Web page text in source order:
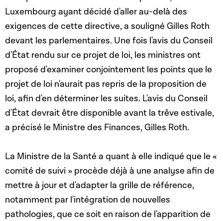
Luxembourg ayant décidé d'aller au-delà des
exigences de cette directive, a souligné Gilles Roth
devant les parlementaires. Une fois l'avis du Conseil
d'État rendu sur ce projet de loi, les ministres ont
proposé d'examiner conjointement les points que le
projet de loi n'aurait pas repris de la proposition de
loi, afin d'en déterminer les suites. L'avis du Conseil
d'État devrait être disponible avant la trêve estivale,
a précisé le Ministre des Finances, Gilles Roth.
La Ministre de la Santé a quant à elle indiqué que le «
comité de suivi » procède déjà à une analyse afin de
mettre à jour et d'adapter la grille de référence,
notamment par l'intégration de nouvelles
pathologies, que ce soit en raison de l'apparition de